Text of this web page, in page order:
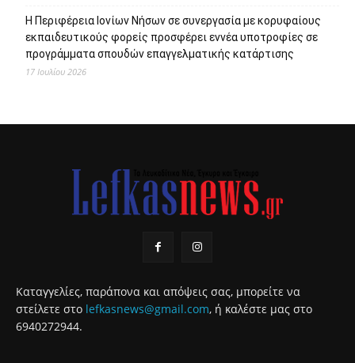
Η Περιφέρεια Ιονίων Νήσων σε συνεργασία με κορυφαίους
εκπαιδευτικούς φορείς προσφέρει εννέα υποτροφίες σε
προγράμματα σπουδών επαγγελματικής κατάρτισης
17 Ιουλίου 2026
Καταγγελίες, παράπονα και απόψεις σας, μπορείτε να
στείλετε στο lefkasnews@gmail.com, ή καλέστε μας στο
6940272944.